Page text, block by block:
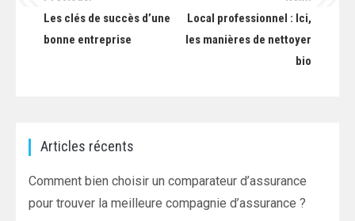
Les clés de succès d’une
bonne entreprise
Local professionnel : Ici,
les manières de nettoyer
bio
Articles récents
Comment bien choisir un comparateur d’assurance
pour trouver la meilleure compagnie d’assurance ?